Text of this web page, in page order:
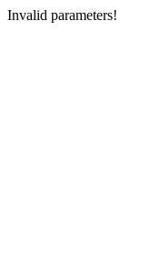
Invalid parameters!